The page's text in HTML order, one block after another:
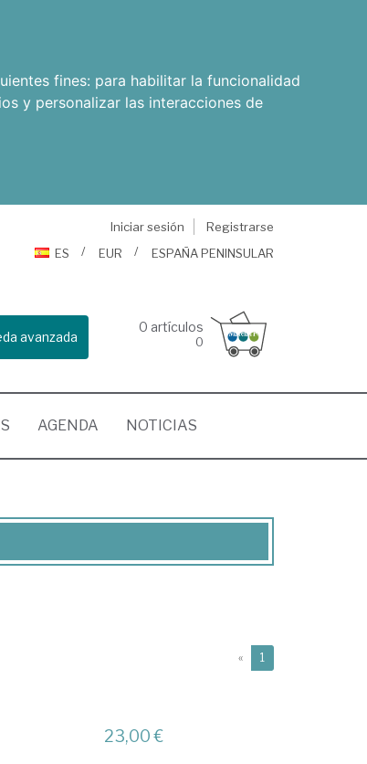
fines: para habilitar la funcionalidad
y personalizar las interacciones de
Iniciar sesión
Registrarse
ES
EUR ESPAÑA PENINSULAR
avanzada
0 artículos
0
AGENDA NOTICIAS
« 1
23,00 €